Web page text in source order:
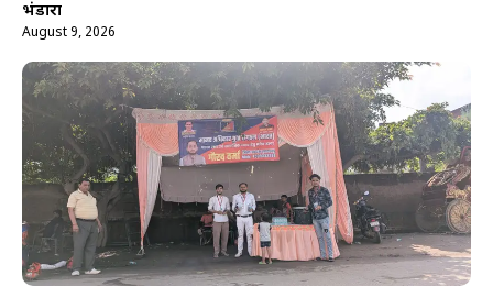
भंडारा
August 9, 2026